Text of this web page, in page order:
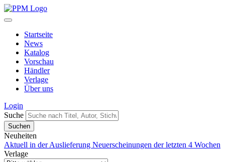
Startseite
News
Katalog
Vorschau
Händler
Verlage
Über uns
Login
Suche
Neuheiten
Aktuell in der Auslieferung Neuerscheinungen der letzten 4 Wochen
Verlage